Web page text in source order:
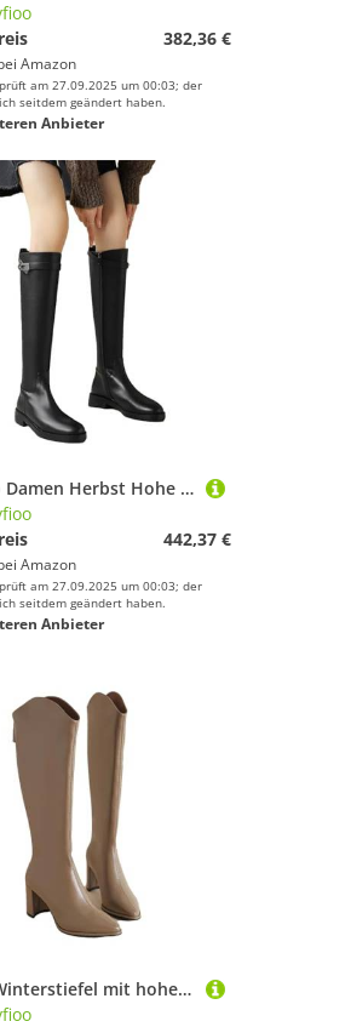
382,36 €
Amazon
am 27.09.2025 um 00:03; der
seitdem geändert haben.
Anbieter
Wjnvfioo Damen Herbst Hohe Stiefel Leder Mode Schwarz Casual Kniehohe Stiefel
442,37 €
Amazon
am 27.09.2025 um 00:03; der
seitdem geändert haben.
Anbieter
Damen Winterstiefel mit hohem Absatz, kniehoch, bequem, kurze Ritterstiefel